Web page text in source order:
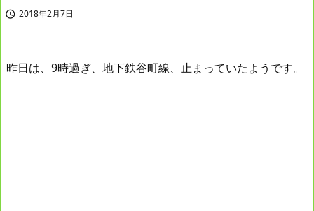
 2018年2月7日
昨日は、9時過ぎ、地下鉄谷町線、止まっていたようです。